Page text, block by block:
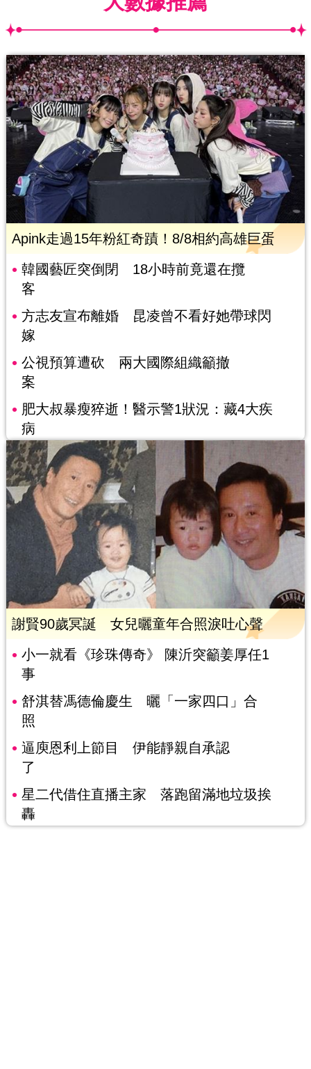
Apink走過15年粉紅奇蹟！8/8相約高雄巨蛋
韓國藝匠突倒閉 18小時前竟還在攬
客
方志友宣布離婚 昆凌曾不看好她帶球閃
嫁
公視預算遭砍 兩大國際組織籲撤
案
肥大叔暴瘦猝逝！醫示警1狀況：藏4大疾
病
謝賢90歲冥誕 女兒曬童年合照淚吐心聲
小一就看《珍珠傳奇》 陳沂突籲姜厚任1
事
舒淇替馮德倫慶生 曬「一家四口」合
照
逼庾恩利上節目 伊能靜親自承認
了
星二代借住直播主家 落跑留滿地垃圾挨
轟